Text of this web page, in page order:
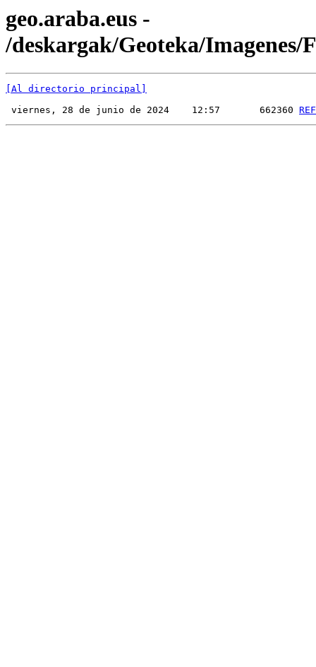
geo.araba.eus -
/deskargak/Geoteka/Imagenes/
[Al directorio principal]
viernes, 28 de junio de 2024    12:57       662360